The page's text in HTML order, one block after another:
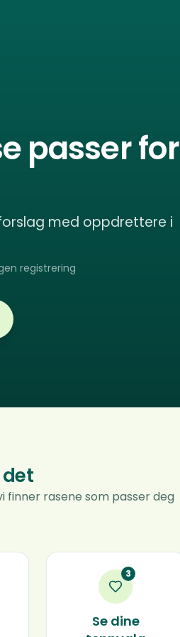
passer for
med oppdrettere i
registrering
finner rasene som passer deg
3
Se dine